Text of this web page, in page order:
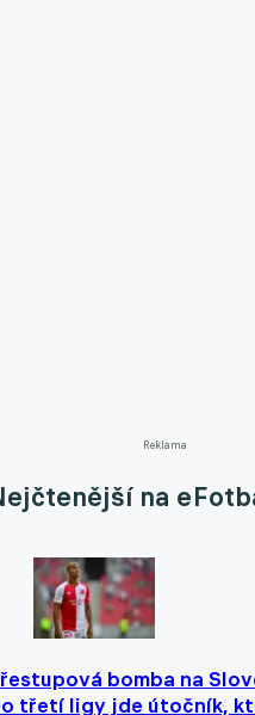
Reklama
na
bomba na
třetí ligy jde útočník,